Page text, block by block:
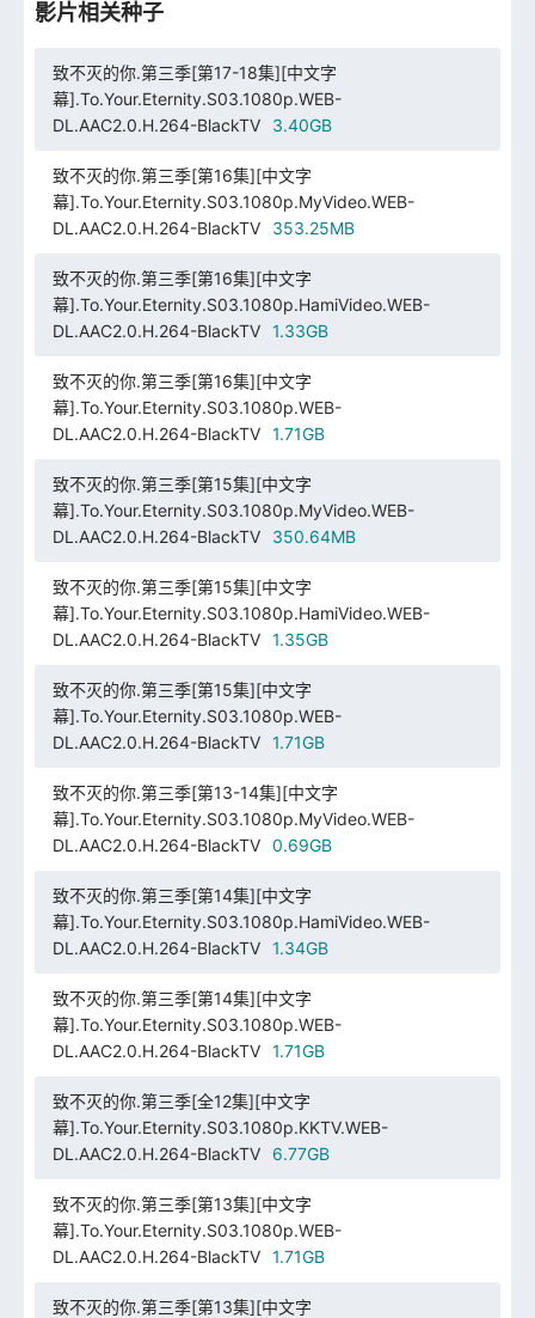
影片相关种子
致不灭的你.第三季[第17-18集][中文字
幕].To.Your.Eternity.S03.1080p.WEB-
DL.AAC2.0.H.264-BlackTV
3.40GB
致不灭的你.第三季[第16集][中文字
幕].To.Your.Eternity.S03.1080p.MyVideo.WEB-
DL.AAC2.0.H.264-BlackTV
353.25MB
致不灭的你.第三季[第16集][中文字
幕].To.Your.Eternity.S03.1080p.HamiVideo.WEB-
DL.AAC2.0.H.264-BlackTV
1.33GB
致不灭的你.第三季[第16集][中文字
幕].To.Your.Eternity.S03.1080p.WEB-
DL.AAC2.0.H.264-BlackTV
1.71GB
致不灭的你.第三季[第15集][中文字
幕].To.Your.Eternity.S03.1080p.MyVideo.WEB-
DL.AAC2.0.H.264-BlackTV
350.64MB
致不灭的你.第三季[第15集][中文字
幕].To.Your.Eternity.S03.1080p.HamiVideo.WEB-
DL.AAC2.0.H.264-BlackTV
1.35GB
致不灭的你.第三季[第15集][中文字
幕].To.Your.Eternity.S03.1080p.WEB-
DL.AAC2.0.H.264-BlackTV
1.71GB
致不灭的你.第三季[第13-14集][中文字
幕].To.Your.Eternity.S03.1080p.MyVideo.WEB-
DL.AAC2.0.H.264-BlackTV
0.69GB
致不灭的你.第三季[第14集][中文字
幕].To.Your.Eternity.S03.1080p.HamiVideo.WEB-
DL.AAC2.0.H.264-BlackTV
1.34GB
致不灭的你.第三季[第14集][中文字
幕].To.Your.Eternity.S03.1080p.WEB-
DL.AAC2.0.H.264-BlackTV
1.71GB
致不灭的你.第三季[全12集][中文字
幕].To.Your.Eternity.S03.1080p.KKTV.WEB-
DL.AAC2.0.H.264-BlackTV
6.77GB
致不灭的你.第三季[第13集][中文字
幕].To.Your.Eternity.S03.1080p.WEB-
DL.AAC2.0.H.264-BlackTV
1.71GB
致不灭的你.第三季[第13集][中文字